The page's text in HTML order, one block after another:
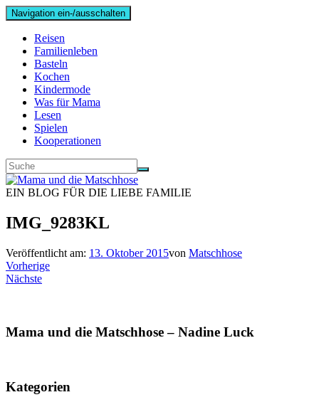
Navigation ein-/ausschalten
Reisen
Familienleben
Basteln
Kochen
Kindermode
Was für Mama
Lesen
Spielen
Kooperationen
EIN BLOG FÜR DIE LIEBE FAMILIE
IMG_9283KL
Veröffentlicht am: 13. Oktober 2015von Matschhose
Vorherige
Nächste
Mama und die Matschhose – Nadine Luck
Kategorien